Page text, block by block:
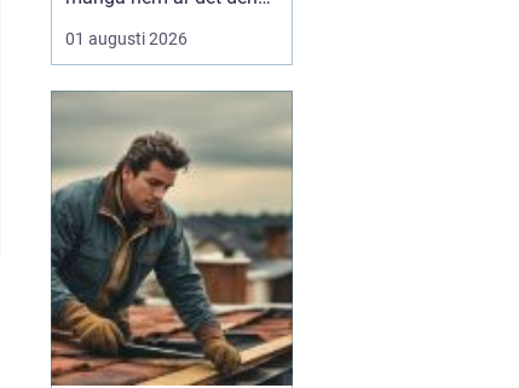
samlingspunkten där
boende i Uppsala söker
inspiration kring kök
Uppsala h...
01 augusti 2026